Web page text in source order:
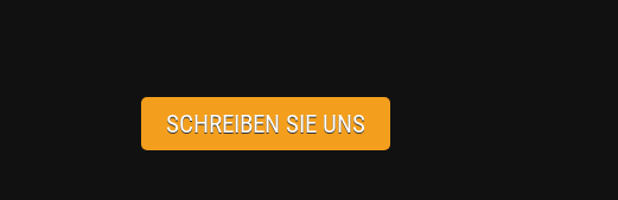
SCHREIBEN SIE UNS